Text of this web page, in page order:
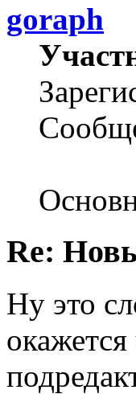
goraph
Re:
Ну это